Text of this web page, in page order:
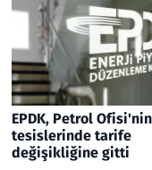
EPDK, Petrol Ofisi'nin
tesislerinde tarife
değişikliğine gitti